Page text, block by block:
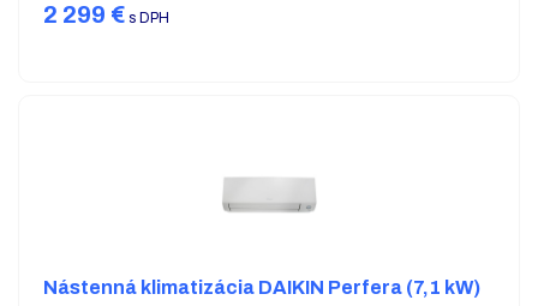
2 299 € s DPH
Nástenná klimatizácia DAIKIN Perfera (7,1 kW)